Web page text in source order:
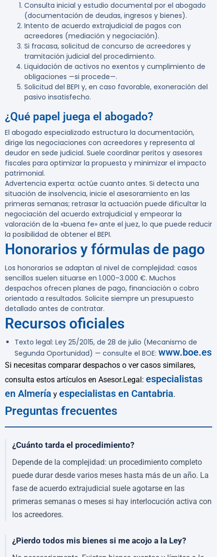
Consulta inicial y estudio documental por el abogado
(documentación de deudas, ingresos y bienes).
Intento de acuerdo extrajudicial de pagos con
acreedores (mediación y negociación).
Si fracasa, solicitud de concurso de acreedores y
tramitación judicial del procedimiento.
Liquidación de activos no exentos y cumplimiento de
obligaciones —si procede—.
Solicitud del BEPI y, en caso favorable, exoneración del
pasivo insatisfecho.
¿Qué papel juega el abogado?
El abogado especializado estructura la documentación,
dirige las negociaciones con acreedores y representa al
deudor en sede judicial. Suele coordinar peritos y asesores
fiscales para optimizar la propuesta y minimizar el impacto
patrimonial.
Advertencia experta: actúe cuanto antes. Si detecta una
situación de insolvencia, inicie el asesoramiento en las
primeras semanas; retrasar la actuación puede dificultar la
negociación del acuerdo extrajudicial y empeorar la
valoración de la «buena fe» ante el juez, lo que puede reducir
la posibilidad de obtener el BEPI.
Honorarios y fórmulas de pago
Los honorarios se adaptan al nivel de complejidad: casos
sencillos suelen situarse en 1.000–3.000 €. Muchos
despachos ofrecen planes de pago, financiación o cobro
orientado a resultados. Solicite siempre un presupuesto
detallado antes de contratar.
Recursos oficiales
Texto legal: Ley 25/2015, de 28 de julio (Mecanismo de
Segunda Oportunidad) — consulte el BOE: www.boe.es
Si necesitas comparar despachos o ver casos similares,
consulta estos artículos en Asesor.Legal: especialistas
en Almería y especialistas en Cantabria.
Preguntas frecuentes
¿Cuánto tarda el procedimiento?
Depende de la complejidad: un procedimiento completo
puede durar desde varios meses hasta más de un año. La
fase de acuerdo extrajudicial suele agotarse en las
primeras semanas o meses si hay interlocución activa con
los acreedores.
¿Pierdo todos mis bienes si me acojo a la Ley?